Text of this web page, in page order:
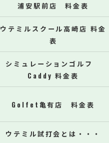
浦安駅前店 料金表
ウテミルスクール高崎店 料金
表
シミュレーションゴルフ
Caddy 料金表
Golfet亀有店 料金表
ウテミル試打会とは・・・